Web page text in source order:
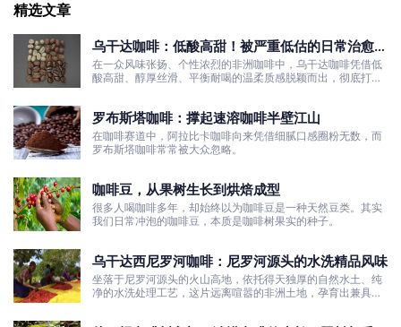
精选文章
乌干达咖啡：低酸高甜！被严重低估的日常治愈口
粮豆
在一众风味张扬、个性浓烈的非洲咖啡中，乌干达咖啡凭借低
酸高甜、醇厚丝滑、平衡耐喝的温柔质感脱颖而出，彻底打破
罗布斯塔咖啡：撑起速溶咖啡半壁江山
在咖啡赛道中，阿拉比卡咖啡向来凭借细腻口感圈粉无数，而
罗布斯塔咖啡常常被大众忽略。
咖啡豆，从果树生长到烘焙成型
很多人喝咖啡多年，却始终以为咖啡豆是一种天然豆类。其实
我们日常冲泡的咖啡豆，本质是咖啡树果实的种子。
乌干达西尼罗河咖啡：尼罗河源头的水洗精品风味
坐落于尼罗河源头的火山高地，依托得天独厚的自然水土、纯
净的水洗处理工艺，这片远离喧嚣的非洲土地，孕育出兼具干